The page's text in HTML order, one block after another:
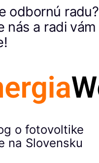
odbornú radu?
nás a radi vám
o fotovoltike
na Slovensku